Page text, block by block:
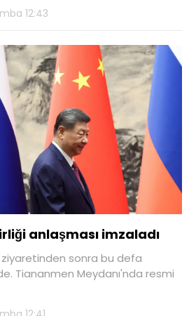
12:43
anlaşması imzaladı
ziyaretinden sonra bu defa
Tiananmen Meydanı'nda resmi